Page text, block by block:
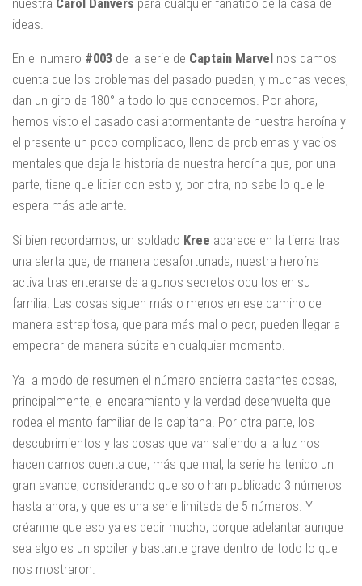
ideas.
En el numero #003 de la serie de Captain Marvel nos damos
cuenta que los problemas del pasado pueden, y muchas veces,
dan un giro de 180° a todo lo que conocemos. Por ahora,
hemos visto el pasado casi atormentante de nuestra heroína y
el presente un poco complicado, lleno de problemas y vacios
mentales que deja la historia de nuestra heroína que, por una
parte, tiene que lidiar con esto y, por otra, no sabe lo que le
espera más adelante.
Si bien recordamos, un soldado Kree aparece en la tierra tras
una alerta que, de manera desafortunada, nuestra heroína
activa tras enterarse de algunos secretos ocultos en su
familia. Las cosas siguen más o menos en ese camino de
manera estrepitosa, que para más mal o peor, pueden llegar a
empeorar de manera súbita en cualquier momento.
Ya a modo de resumen el número encierra bastantes cosas,
principalmente, el encaramiento y la verdad desenvuelta que
rodea el manto familiar de la capitana. Por otra parte, los
descubrimientos y las cosas que van saliendo a la luz nos
hacen darnos cuenta que, más que mal, la serie ha tenido un
gran avance, considerando que solo han publicado 3 números
hasta ahora, y que es una serie limitada de 5 números. Y
créanme que eso ya es decir mucho, porque adelantar aunque
sea algo es un spoiler y bastante grave dentro de todo lo que
nos mostraron.